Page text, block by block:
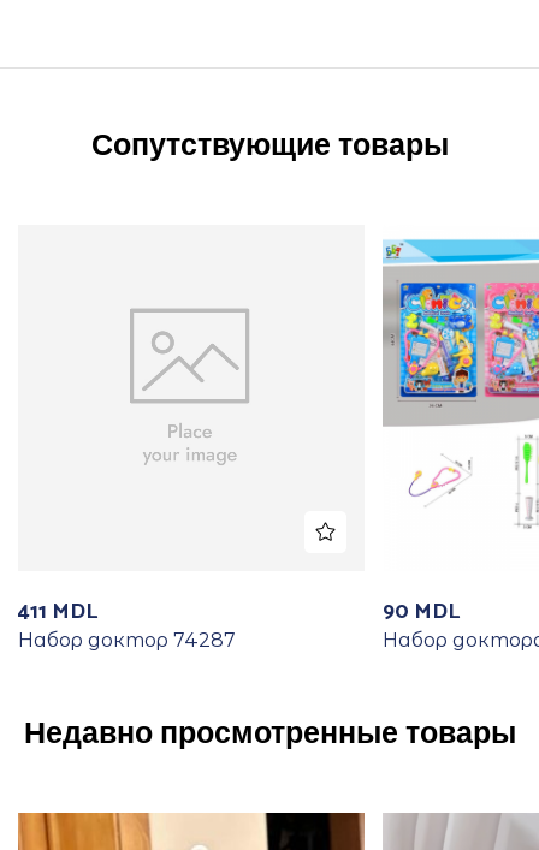
Сопутствующие товары
411 MDL
Набор доктор 74287
90 MDL
Набор
Недавно просмотренные товары